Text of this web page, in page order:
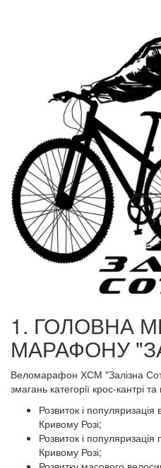
1. ГОЛОВНА
МАРАФОНУ
Веломарафон ХСМ "Залізна
змагань категорії крос-кантрі
Розвиток і
Кривому Розі;
Розвиток і
Кривому Розі;